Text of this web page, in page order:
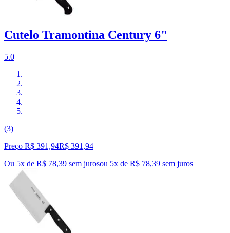
Cutelo Tramontina Century 6"
5.0
(3)
Preço R$ 391,94R$ 391 ,94
Ou 5x de R$ 78,39 sem jurosou 5x de R$ 78,39 sem juros